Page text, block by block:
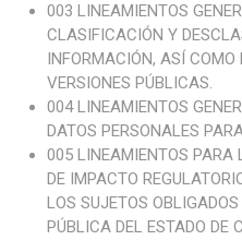
Cargando.
003 LINEAMIENTOS
CLASIFICACIÓN Y
INFORMACIÓN, ASÍ
VERSIONES PÚBLICAS.
004 LINEAMIENTOS
DATOS PERSONALES
005 LINEAMIENTOS PARA
DE IMPACTO
LOS SUJETOS
PÚBLICA DEL ESTADO DE